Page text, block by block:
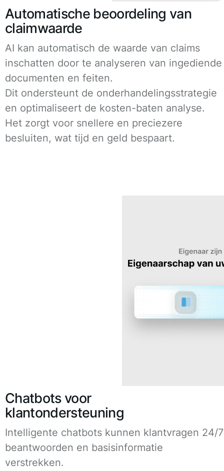
Automatische beoordeling van
claimwaarde
AI kan automatisch de waarde van claims
inschatten door te analyseren van ingediende
documenten en feiten.
Dit ondersteunt de onderhandelingsstrategie
en optimaliseert de kosten-baten analyse.
Het zorgt voor snellere en preciezere
besluiten, wat tijd en geld bespaart.
Chatbots voor
klantondersteuning
Intelligente chatbots kunnen klantvragen 24/7
beantwoorden en basisinformatie
verstrekken.